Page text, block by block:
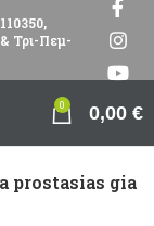
Τρι-Πεμ-
0 0,00 €
prostasias gia